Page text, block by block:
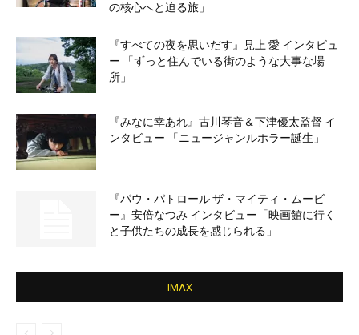
の核心へと迫る旅」
『すべての夜を思いだす』見上 愛 インタビュ
ー 「ずっと住んでいる街のような大事な場
所」
『みなに幸あれ』古川琴音＆下津優太監督 イ
ンタビュー 「ニュージャンルホラー誕生」
『パウ・パトロール ザ・マイティ・ムービ
ー』安倍なつみ インタビュー「映画館に行く
と子供たちの成長を感じられる」
IMAX